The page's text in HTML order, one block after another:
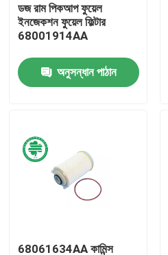
কারখানা ভ্রমণ
মান নিয়ন্ত্রণ
খবর
স্বয়ংচালিত ইঞ্জিন এয়ার ফিল্টার
স্বয়ংচালিত কেবিন এয়ার ফিল্টার
ডজ রাম পিকআপ ফুয়েল
ইনজেকশন ফুয়েল ফিল্টার
68001914AA
অনুসন্ধান পাঠান
68061634AA কামিন্স